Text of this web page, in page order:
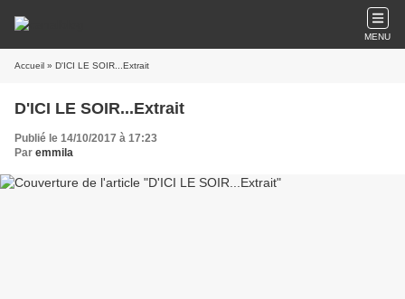
MENU
Accueil » D'ICI LE SOIR...Extrait
D'ICI LE SOIR...Extrait
Publié le 14/10/2017 à 17:23
Par emmila